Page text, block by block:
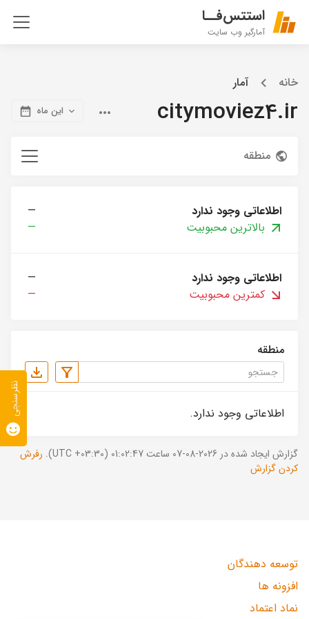
استتس‌فــا
آمارگیر وب سایت
خانه آمار
citymoviez4.ir این ماه
منطقه
اطلاعاتی وجود ندارد
—
بالاترین محبوبیت
—
اطلاعاتی وجود ندارد
—
کمترین محبوبیت
—
منطقه
اطلاعاتی وجود ندارد.
گزارش ایجاد شده در 2026-08-07 ساعت 01:02:47 (UTC +03:30).
رفرش
کردن گزارش
توسعه دهندگان
افزونه ها
نماد اعتماد
نظرسنجی